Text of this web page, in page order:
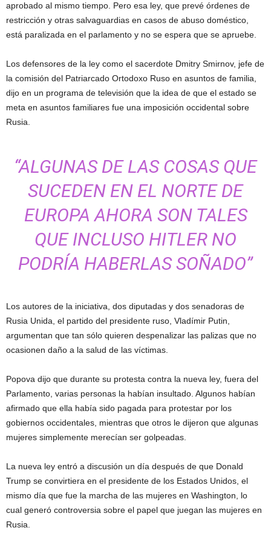
aprobado al mismo tiempo. Pero esa ley, que prevé órdenes de
restricción y otras salvaguardias en casos de abuso doméstico,
está paralizada en el parlamento y no se espera que se apruebe.
Los defensores de la ley como el sacerdote Dmitry Smirnov, jefe de
la comisión del Patriarcado Ortodoxo Ruso en asuntos de familia,
dijo en un programa de televisión que la idea de que el estado se
meta en asuntos familiares fue una imposición occidental sobre
Rusia.
“ALGUNAS DE LAS COSAS QUE
SUCEDEN EN EL NORTE DE
EUROPA AHORA SON TALES
QUE INCLUSO HITLER NO
PODRÍA HABERLAS SOÑADO”
Los autores de la iniciativa, dos diputadas y dos senadoras de
Rusia Unida, el partido del presidente ruso, Vladímir Putin,
argumentan que tan sólo quieren despenalizar las palizas que no
ocasionen daño a la salud de las víctimas.
Popova dijo que durante su protesta contra la nueva ley, fuera del
Parlamento, varias personas la habían insultado. Algunos habían
afirmado que ella había sido pagada para protestar por los
gobiernos occidentales, mientras que otros le dijeron que algunas
mujeres simplemente merecían ser golpeadas.
La nueva ley entró a discusión un día después de que Donald
Trump se convirtiera en el presidente de los Estados Unidos, el
mismo día que fue la marcha de las mujeres en Washington, lo
cual generó controversia sobre el papel que juegan las mujeres en
Rusia.